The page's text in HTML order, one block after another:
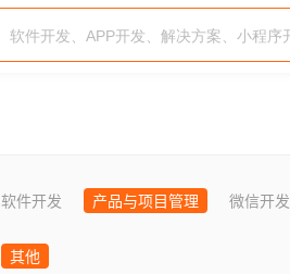
软件开发 产品与项目管理 微信开发
其他